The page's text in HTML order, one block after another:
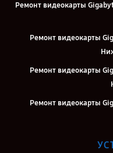
Ремонт видеокарты
Ремонт видеокарты
Ремонт видеокарты
Ремонт видеокарты